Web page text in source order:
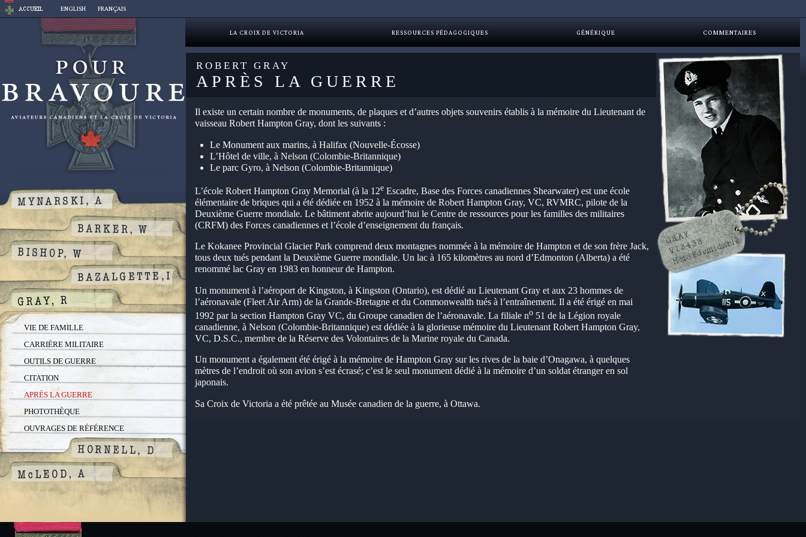
Aller
au
contenu
ENGLISH FRANÇAIS
VIE DE FAMILLE
CARRIÈRE MILITAIRE
OUTILS DE GUERRE
CITATION
APRÈS LA GUERRE
PHOTOTHÈQUE
OUVRAGES DE RÉFÉRENCE
LA CROIX DE VICTORIA RESSOURCES PÉDAGOGIQUES GÉNÉRIQUE COMMENTAIRES
ROBERT GRAY
APRÈS LA GUERRE
Il existe un certain nombre de monuments, de plaques et d’autres objets souvenirs établis à la mémoire du Lieutenant de
vaisseau Robert Hampton Gray, dont les suivants :
Le Monument aux marins, à Halifax (Nouvelle-Écosse)
L’Hôtel de ville, à Nelson (Colombie-Britannique)
Le parc Gyro, à Nelson (Colombie-Britannique)
L’école Robert Hampton Gray Memorial (à la 12e Escadre, Base des Forces canadiennes Shearwater) est une école
élémentaire de briques qui a été dédiée en 1952 à la mémoire de Robert Hampton Gray, VC, RVMRC, pilote de la
Deuxième Guerre mondiale. Le bâtiment abrite aujourd’hui le Centre de ressources pour les familles des militaires
(CRFM) des Forces canadiennes et l’école d’enseignement du français.
Le Kokanee Provincial Glacier Park comprend deux montagnes nommée à la mémoire de Hampton et de son frère Jack,
tous deux tués pendant la Deuxième Guerre mondiale. Un lac à 165 kilomètres au nord d’Edmonton (Alberta) a été
renommé lac Gray en 1983 en honneur de Hampton.
Un monument à l’aéroport de Kingston, à Kingston (Ontario), est dédié au Lieutenant Gray et aux 23 hommes de
l’aéronavale (Fleet Air Arm) de la Grande-Bretagne et du Commonwealth tués à l’entraînement. Il a été érigé en mai
1992 par la section Hampton Gray VC, du Groupe canadien de l’aéronavale. La filiale no 51 de la Légion royale
canadienne, à Nelson (Colombie-Britannique) est dédiée à la glorieuse mémoire du Lieutenant Robert Hampton Gray,
VC, D.S.C., membre de la Réserve des Volontaires de la Marine royale du Canada.
Un monument a également été érigé à la mémoire de Hampton Gray sur les rives de la baie d’Onagawa, à quelques
mètres de l’endroit où son avion s’est écrasé; c’est le seul monument dédié à la mémoire d’un soldat étranger en sol
japonais.
Sa Croix de Victoria a été prêtée au Musée canadien de la guerre, à Ottawa.